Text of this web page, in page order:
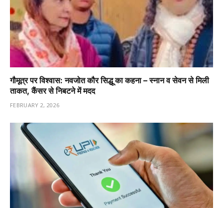
गौमूत्र पर विश्वास: नवजोत कौर सिद्धू का कहना – स्नान व सेवन से मिली
ताकत, कैंसर से निबटने में मदद
FEBRUARY 2, 2026